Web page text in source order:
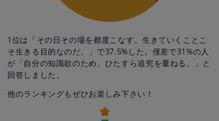
1位は「その日その場を都度こなす。生きていくことこ
そ生きる目的なのだ。」で37.5%した。僅差で31%の人
が「自分の知識欲のため、ひたすら追究を重ねる。」と
回答しました。
他のランキングもぜひお楽しみ下さい！